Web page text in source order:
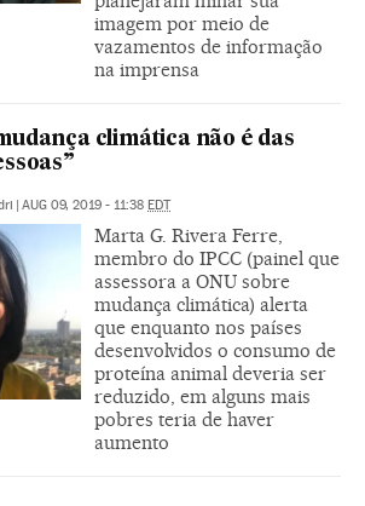
imagem por meio de
vazamentos de informação
na imprensa
climática não é das
| AUG 09, 2019 - 11:38 EDT
Marta G. Rivera Ferre,
membro do IPCC (painel que
assessora a ONU sobre
mudança climática) alerta
que enquanto nos países
desenvolvidos o consumo de
proteína animal deveria ser
reduzido, em alguns mais
pobres teria de haver
aumento